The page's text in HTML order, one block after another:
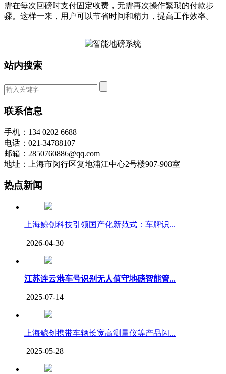
需在每次回磅时支付固定收费，无需再次操作繁琐的付款步
骤。这样一来，用户可以节省时间和精力，提高工作效率。
站内搜索
联系信息
手机：134 0202 6688
电话：021-34788107
邮箱：2850760886@qq.com
地址：上海市闵行区复地浦江中心2号楼907-908室
热点新闻
上海鲸创科技引领国产化新范式：车牌识...
2026-04-30
江苏连云港车号识别无人值守地磅智能管...
2025-07-14
上海鲸创携带车辆长宽高测量仪等产品闪...
2025-05-28